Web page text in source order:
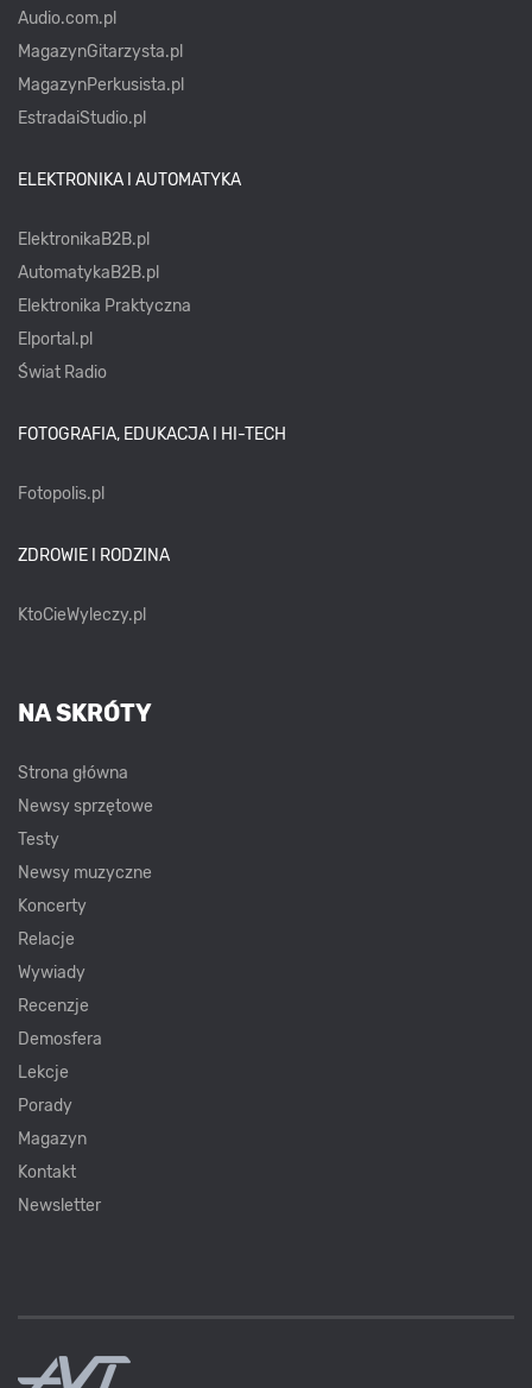
Audio.com.pl
MagazynGitarzysta.pl
MagazynPerkusista.pl
EstradaiStudio.pl
ELEKTRONIKA I AUTOMATYKA
ElektronikaB2B.pl
AutomatykaB2B.pl
Elektronika Praktyczna
Elportal.pl
Świat Radio
FOTOGRAFIA, EDUKACJA I HI-TECH
Fotopolis.pl
ZDROWIE I RODZINA
KtoCieWyleczy.pl
NA SKRÓTY
Strona główna
Newsy sprzętowe
Testy
Newsy muzyczne
Koncerty
Relacje
Wywiady
Recenzje
Demosfera
Lekcje
Porady
Magazyn
Kontakt
Newsletter